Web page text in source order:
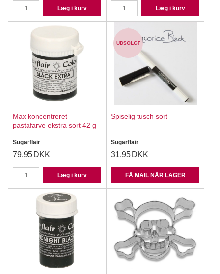
Læg i kurv Læg i kurv
Max koncentreret
pastafarve ekstra sort 42 g
Sugarflair
79,95 DKK
Læg i kurv
UDSOLGT
Spiselig tusch sort
Sugarflair
31,95 DKK
FÅ MAIL NÅR LAGER